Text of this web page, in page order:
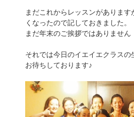
まだこれからレッスンがあります
くなったので記しておきました。
まだ年末のご挨拶ではありません
それでは今日のイエイエクラス
お待ちしております♪